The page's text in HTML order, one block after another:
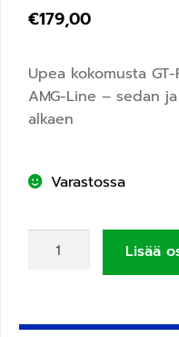
€179,00
Upea kokomusta
AMG-Line – sedan
alkaen
Varastossa
Lisää